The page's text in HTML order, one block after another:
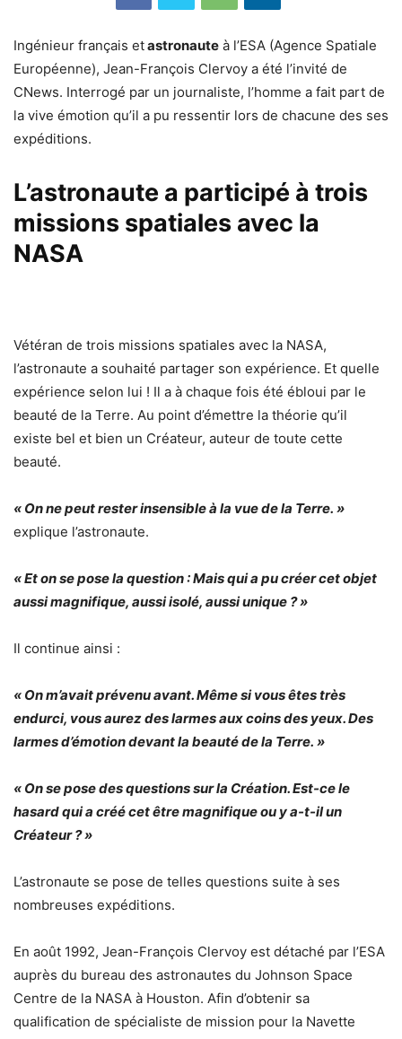
Ingénieur français etastronaute à l’ESA (Agence Spatiale
Européenne), Jean-François Clervoy a été l’invité de
CNews. Interrogé par un journaliste, l’homme a fait part de
la vive émotion qu’il a pu ressentir lors de chacune des ses
expéditions.
L’astronaute a participé à trois
missions spatiales avec la
NASA
Vétéran de trois missions spatiales avec la NASA,
l’astronaute a souhaité partager son expérience. Et quelle
expérience selon lui ! Il a à chaque fois été ébloui par le
beauté de la Terre. Au point d’émettre la théorie qu’il
existe bel et bien un Créateur, auteur de toute cette
beauté.
« On ne peut rester insensible à la vue de la Terre. »
explique l’astronaute.
« Et on se pose la question : Mais qui a pu créer cet objet
aussi magnifique, aussi isolé, aussi unique ? »
Il continue ainsi :
« On m’avait prévenu avant. Même si vous êtes très
endurci, vous aurez des larmes aux coins des yeux. Des
larmes d’émotion devant la beauté de la Terre. »
« On se pose des questions sur la Création. Est-ce le
hasard qui a créé cet être magnifique ou y a-t-il un
Créateur ? »
L’astronaute se pose de telles questions suite à ses
nombreuses expéditions.
En août 1992, Jean-François Clervoy est détaché par l’ESA
auprès du bureau des astronautes du Johnson Space
Centre de la NASA à Houston. Afin d’obtenir sa
qualification de spécialiste de mission pour la Navette